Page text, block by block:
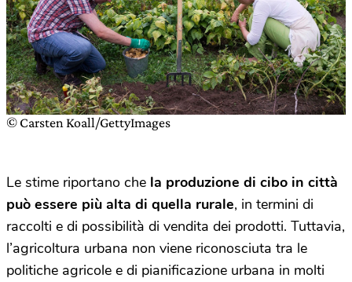
© Carsten Koall/GettyImages
Le stime riportano che la produzione di cibo in città
può essere più alta di quella rurale, in termini di
raccolti e di possibilità di vendita dei prodotti. Tuttavia,
l’agricoltura urbana non viene riconosciuta tra le
politiche agricole e di pianificazione urbana in molti